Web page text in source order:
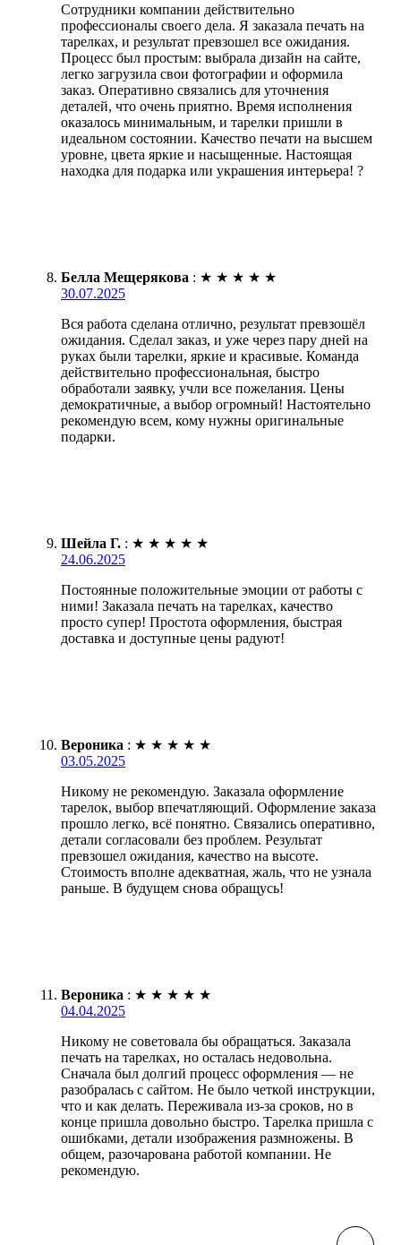
Сотрудники компании действительно
профессионалы своего дела. Я заказала печать на
тарелках, и результат превзошел все ожидания.
Процесс был простым: выбрала дизайн на сайте,
легко загрузила свои фотографии и оформила
заказ. Оперативно связались для уточнения
деталей, что очень приятно. Время исполнения
оказалось минимальным, и тарелки пришли в
идеальном состоянии. Качество печати на высшем
уровне, цвета яркие и насыщенные. Настоящая
находка для подарка или украшения интерьера! ?
Белла Мещерякова : ★ ★ ★ ★ ★
30.07.2025
Вся работа сделана отлично, результат превзошёл
ожидания. Сделал заказ, и уже через пару дней на
руках были тарелки, яркие и красивые. Команда
действительно профессиональная, быстро
обработали заявку, учли все пожелания. Цены
демократичные, а выбор огромный! Настоятельно
рекомендую всем, кому нужны оригинальные
подарки.
Шейла Г. : ★ ★ ★ ★ ★
24.06.2025
Постоянные положительные эмоции от работы с
ними! Заказала печать на тарелках, качество
просто супер! Простота оформления, быстрая
доставка и доступные цены радуют!
Вероника : ★ ★ ★ ★ ★
03.05.2025
Никому не рекомендую. Заказала оформление
тарелок, выбор впечатляющий. Оформление заказа
прошло легко, всё понятно. Связались оперативно,
детали согласовали без проблем. Результат
превзошел ожидания, качество на высоте.
Стоимость вполне адекватная, жаль, что не узнала
раньше. В будущем снова обращусь!
Вероника : ★ ★ ★ ★ ★
04.04.2025
Никому не советовала бы обращаться. Заказала
печать на тарелках, но осталась недовольна.
Сначала был долгий процесс оформления — не
разобралась с сайтом. Не было четкой инструкции,
что и как делать. Переживала из-за сроков, но в
конце пришла довольно быстро. Тарелка пришла с
ошибками, детали изображения размножены. В
общем, разочарована работой компании. Не
рекомендую.